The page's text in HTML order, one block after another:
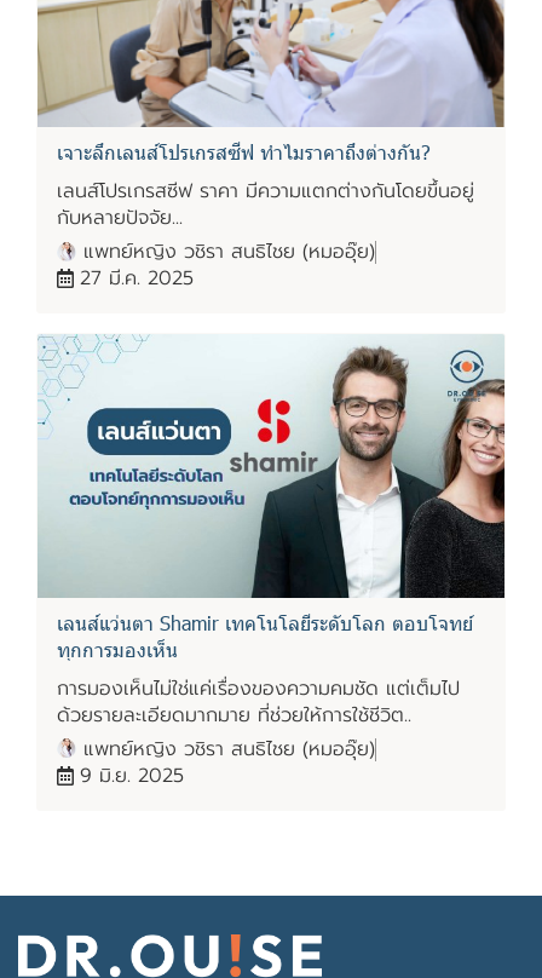
เจาะลึกเลนส์โปรเกรสซีฟ ทำไมราคาถึงต่างกัน?
เลนส์โปรเกรสซีฟ ราคา มีความแตกต่างกันโดยขึ้นอยู่
กับหลายปัจจัย...
แพทย์หญิง วชิรา สนธิไชย (หมออุ๊ย)
27 มี.ค. 2025
เลนส์แว่นตา Shamir เทคโนโลยีระดับโลก ตอบโจทย์
ทุกการมองเห็น
การมองเห็นไม่ใช่แค่เรื่องของความคมชัด แต่เต็มไป
ด้วยรายละเอียดมากมาย ที่ช่วยให้การใช้ชีวิต..
แพทย์หญิง วชิรา สนธิไชย (หมออุ๊ย)
9 มิ.ย. 2025